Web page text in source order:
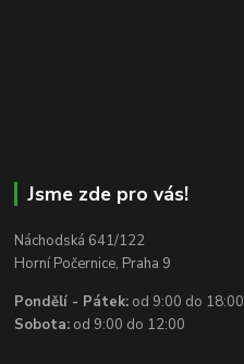
Jsme zde pro vás!
Náchodská 641/122
Horní Počernice, Praha 9
Pondělí - Pátek: od 9:00 do 18:00
Sobota: od 9:00 do 12:00